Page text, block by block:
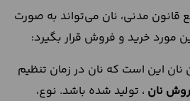
قانون مدنی، نان می‌تواند به صورت
مورد خرید و فروش قرار بگیرد:
این است که نان در زمان تنظیم
نان ، تولید شده باشد. نوع،